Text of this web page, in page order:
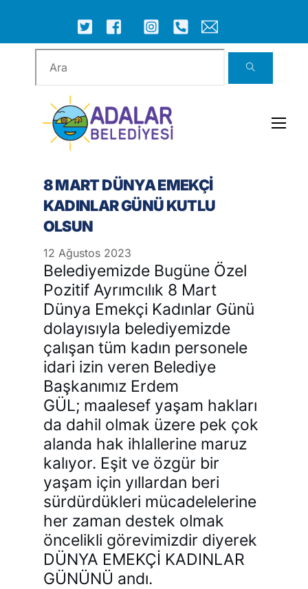
content
ICON
LABEL
ICON
LABEL
ICON
ICON
LABEL
ICON
LABEL
ICON
LABEL
8 MART DÜNYA EMEKÇİ
KADINLAR GÜNÜ KUTLU
OLSUN
12 Ağustos 2023
Belediyemizde Bugüne Özel
Pozitif Ayrımcılık 8 Mart
Dünya Emekçi Kadınlar Günü
dolayısıyla belediyemizde
çalışan tüm kadın personele
idari izin veren Belediye
Başkanımız Erdem
GÜL; maalesef yaşam hakları
da dahil olmak üzere pek çok
alanda hak ihlallerine maruz
kalıyor. Eşit ve özgür bir
yaşam için yıllardan beri
sürdürdükleri mücadelelerine
her zaman destek olmak
öncelikli görevimizdir diyerek
DÜNYA EMEKÇİ KADINLAR
GÜNÜNÜ andı.